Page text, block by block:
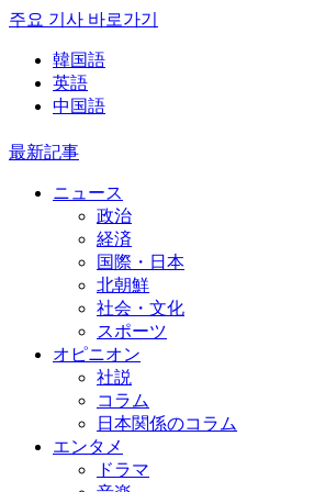
주요 기사 바로가기
韓国語
英語
中国語
最新記事
ニュース
政治
経済
国際・日本
北朝鮮
社会・文化
スポーツ
オピニオン
社説
コラム
日本関係のコラム
エンタメ
ドラマ